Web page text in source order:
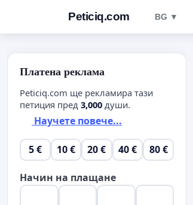
Peticiq.com BG ▼
Платена реклама
Peticiq.com ще рекламира тази
петиция пред 3,000 души.
Научете повече...
5 € 10 € 20 € 40 € 80 €
Начин на плащане